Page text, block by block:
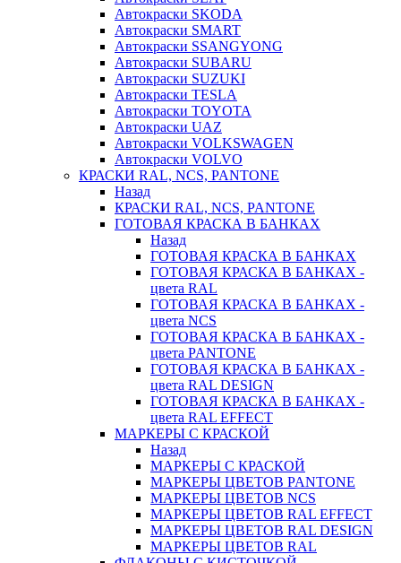
Автокраски SKODA
Автокраски SMART
Автокраски SSANGYONG
Автокраски SUBARU
Автокраски SUZUKI
Автокраски TESLA
Автокраски TOYOTA
Автокраски UAZ
Автокраски VOLKSWAGEN
Автокраски VOLVO
КРАСКИ RAL, NCS, PANTONE
Назад
КРАСКИ RAL, NCS, PANTONE
ГОТОВАЯ КРАСКА В БАНКАХ
Назад
ГОТОВАЯ КРАСКА В БАНКАХ
ГОТОВАЯ КРАСКА В БАНКАХ -
цвета RAL
ГОТОВАЯ КРАСКА В БАНКАХ -
цвета NCS
ГОТОВАЯ КРАСКА В БАНКАХ -
цвета PANTONE
ГОТОВАЯ КРАСКА В БАНКАХ -
цвета RAL DESIGN
ГОТОВАЯ КРАСКА В БАНКАХ -
цвета RAL EFFECT
МАРКЕРЫ С КРАСКОЙ
Назад
МАРКЕРЫ С КРАСКОЙ
МАРКЕРЫ ЦВЕТОВ PANTONE
МАРКЕРЫ ЦВЕТОВ NCS
МАРКЕРЫ ЦВЕТОВ RAL EFFECT
МАРКЕРЫ ЦВЕТОВ RAL DESIGN
МАРКЕРЫ ЦВЕТОВ RAL